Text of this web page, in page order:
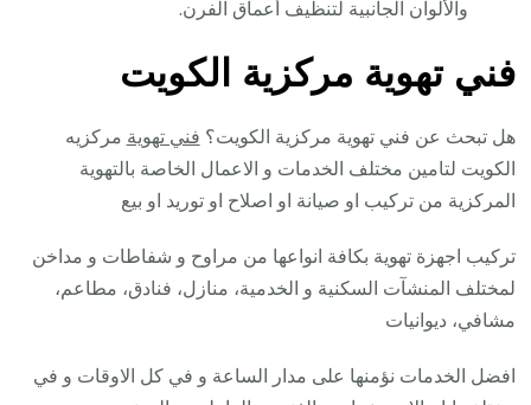
والألوان الجانبية لتنظيف أعماق الفرن.
فني تهوية مركزية الكويت
هل تبحث عن فني تهوية مركزية الكويت؟ فني تهوية مركزيه
الكويت لتامين مختلف الخدمات و الاعمال الخاصة بالتهوية
المركزية من تركيب او صيانة او اصلاح او توريد او بيع
تركيب اجهزة تهوية بكافة انواعها من مراوح و شفاطات و مداخن
لمختلف المنشآت السكنية و الخدمية، منازل، فنادق، مطاعم،
مشافي، ديوانيات
افضل الخدمات نؤمنها على مدار الساعة و في كل الاوقات و في